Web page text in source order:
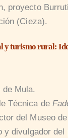
proyecto
(Cieza).
y turismo rural:
Mula.
Técnica de
del Museo
divulgador